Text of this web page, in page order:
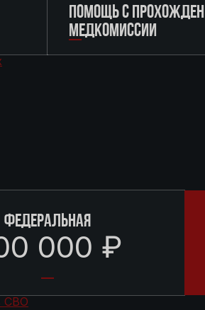
ПОМОЩЬ С
МЕДКОМИССИИ
ФЕДЕРАЛЬНАЯ
000 ₽
СВО